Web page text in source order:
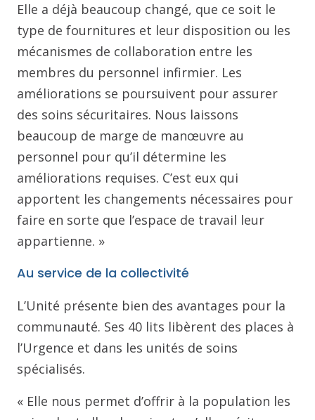
Elle a déjà beaucoup changé, que ce soit le
type de fournitures et leur disposition ou les
mécanismes de collaboration entre les
membres du personnel infirmier. Les
améliorations se poursuivent pour assurer
des soins sécuritaires. Nous laissons
beaucoup de marge de manœuvre au
personnel pour qu’il détermine les
améliorations requises. C’est eux qui
apportent les changements nécessaires pour
faire en sorte que l’espace de travail leur
appartienne. »
Au service de la collectivité
L’Unité présente bien des avantages pour la
communauté. Ses 40 lits libèrent des places à
l’Urgence et dans les unités de soins
spécialisés.
« Elle nous permet d’offrir à la population les